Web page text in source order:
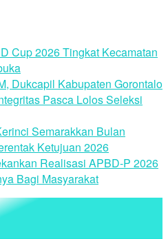
Cup 2026 Tingkat Kecamatan
Dukcapil Kabupaten Gorontalo
Pasca Lolos Seleksi
Semarakkan Bulan
Ketujuan 2026
Realisasi APBD-P 2026
Bagi Masyarakat